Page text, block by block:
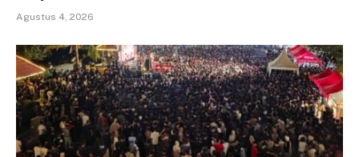
Agustus 4, 2026